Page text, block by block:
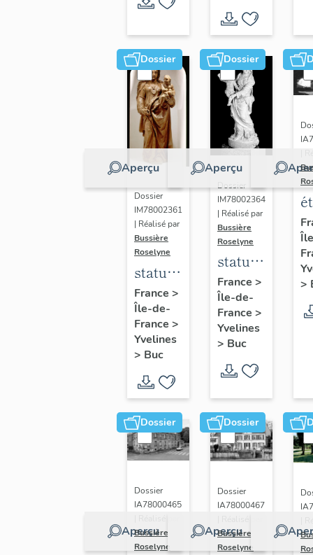
Dossier
Aperçu
Dossier
IM78002361
| Réalisé par
Bussière
Roselyne
statue :
Vierge
à
l'Enfant
(n°2)
France >
Île-de-
France >
Yvelines
> Buc
Dossier
Aperçu
Dossier
IM78002364
| Réalisé par
Bussière
Roselyne
statue :
Vierge
à
l'Enfant
(n°1)
France >
Île-de-
France >
Yvelines
> Buc
>
Dossier
Aperçu
Dossier
IA78000465
Bussière
Roselyne
Dossier
Aperçu
Dossier
IA78000467
Bussière
Roselyne